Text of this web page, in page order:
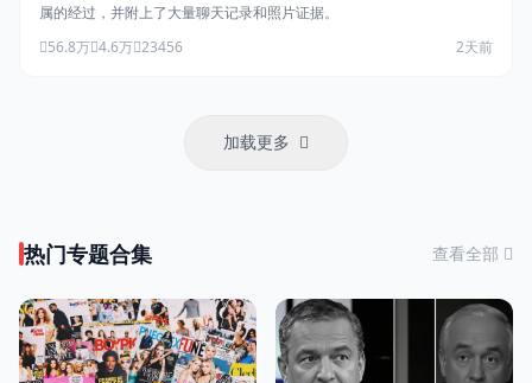
属的经过，并附上了大量聊天记录和照片证据。
56.8万 4.6万 23456 2天前
加载更多
热门专题合集 查看全部